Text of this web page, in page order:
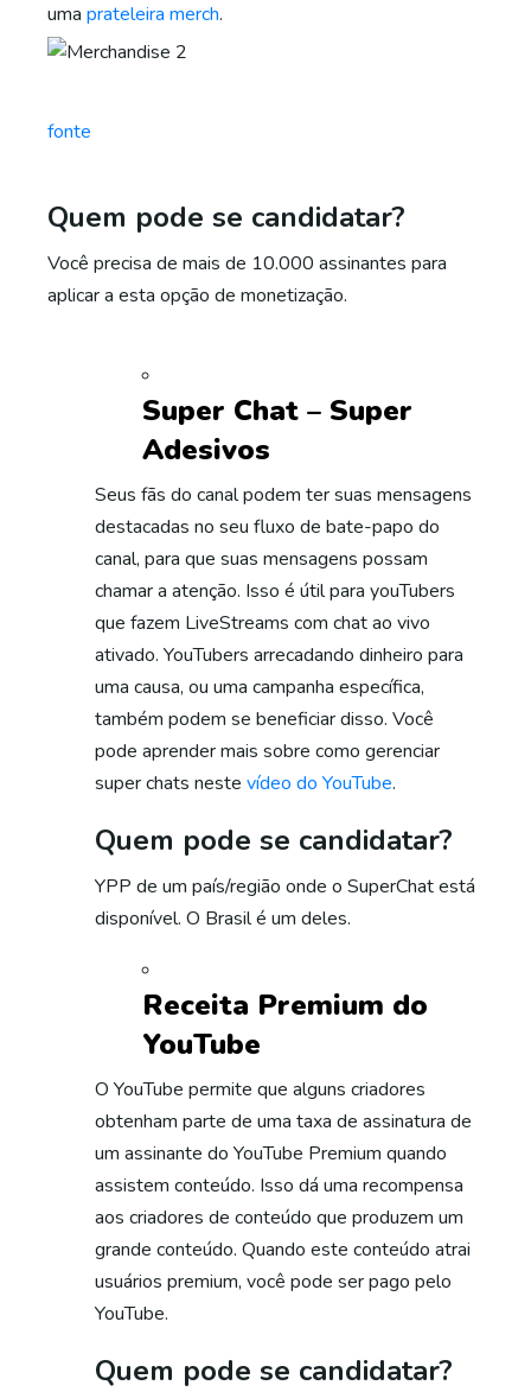
uma prateleira merch.
fonte
Quem pode se candidatar?
Você precisa de mais de 10.000 assinantes para
aplicar a esta opção de monetização.
Super Chat – Super
Adesivos
Seus fãs do canal podem ter suas mensagens
destacadas no seu fluxo de bate-papo do
canal, para que suas mensagens possam
chamar a atenção. Isso é útil para youTubers
que fazem LiveStreams com chat ao vivo
ativado. YouTubers arrecadando dinheiro para
uma causa, ou uma campanha específica,
também podem se beneficiar disso. Você
pode aprender mais sobre como gerenciar
super chats neste vídeo do YouTube.
Quem pode se candidatar?
YPP de um país/região onde o SuperChat está
disponível. O Brasil é um deles.
Receita Premium do
YouTube
O YouTube permite que alguns criadores
obtenham parte de uma taxa de assinatura de
um assinante do YouTube Premium quando
assistem conteúdo. Isso dá uma recompensa
aos criadores de conteúdo que produzem um
grande conteúdo. Quando este conteúdo atrai
usuários premium, você pode ser pago pelo
YouTube.
Quem pode se candidatar?